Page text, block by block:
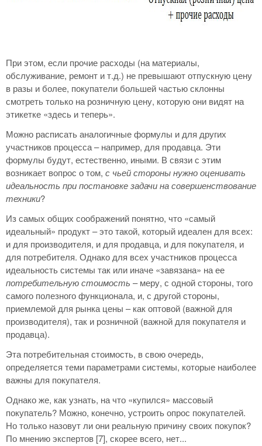
При этом, если прочие расходы (на материалы,
обслуживание, ремонт и т.д.) не превышают отпускную цену
в разы и более, покупатели большей частью склонны
смотреть только на розничную цену, которую они видят на
этикетке «здесь и теперь».
Можно расписать аналогичные формулы и для других
участников процесса – например, для продавца. Эти
формулы будут, естественно, иными. В связи с этим
возникает вопрос о том, с чьей стороны нужно оценивать
идеальность при постановке задачи на совершенствование
техники?
Из самых общих соображений понятно, что «самый
идеальный» продукт – это такой, который идеален для всех:
и для производителя, и для продавца, и для покупателя, и
для потребителя. Однако для всех участников процесса
идеальность системы так или иначе «завязана» на ее
потребительную стоимость – меру, с одной стороны, того
самого полезного функционала, и, с другой стороны,
приемлемой для рынка цены – как оптовой (важной для
производителя), так и розничной (важной для покупателя и
продавца).
Эта потребительная стоимость, в свою очередь,
определяется теми параметрами системы, которые наиболее
важны для покупателя.
Однако же, как узнать, на что «купился» массовый
покупатель? Можно, конечно, устроить опрос покупателей.
Но только назовут ли они реальную причину своих покупок?
По мнению экспертов [7], скорее всего, нет...